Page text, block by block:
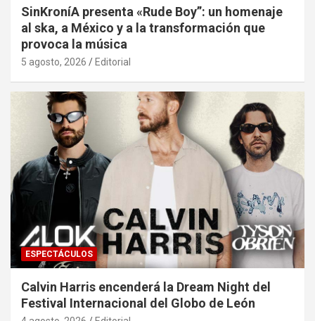
SinKroníA presenta «Rude Boy”: un homenaje
al ska, a México y a la transformación que
provoca la música
5 agosto, 2026 Editorial
ESPECTÁCULOS
Calvin Harris encenderá la Dream Night del
Festival Internacional del Globo de León